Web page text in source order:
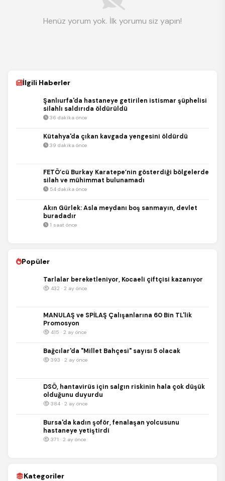
Henüz yorum yok. İlk yorumu siz yapın!
İlgili Haberler
Şanlıurfa'da hastaneye getirilen istismar şüphelisi
silahlı saldırıda öldürüldü
36 dakika önce
Kütahya'da çıkan kavgada yengesini öldürdü
39 dakika önce
FETÖ’cü Burkay Karatepe’nin gösterdiği bölgelerde
silah ve mühimmat bulunamadı
54 dakika önce
Akın Gürlek: Asla meydanı boş sanmayın, devlet
buradadır
1 saat önce
Popüler
Tarlalar bereketleniyor, Kocaeli çiftçisi kazanıyor
432 · 2 ay önce
MANULAŞ ve SPİLAŞ Çalışanlarına 60 Bin TL'lik
Promosyon
415 · 2 ay önce
Bağcılar'da "Millet Bahçesi" sayısı 5 olacak
393 · 2 ay önce
DSÖ, hantavirüs için salgın riskinin hala çok düşük
olduğunu duyurdu
384 · 2 ay önce
Bursa'da kadın şoför, fenalaşan yolcusunu
hastaneye yetiştirdi
371 · 2 ay önce
Kategoriler